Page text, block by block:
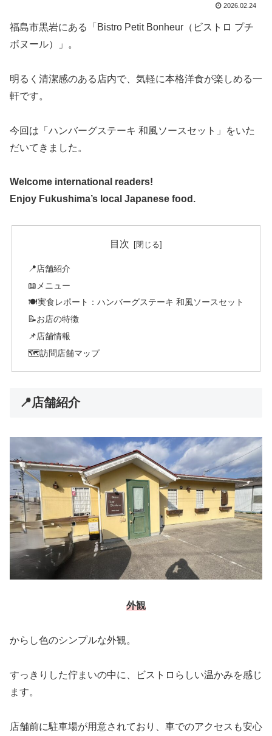
2026.02.24
福島市黒岩にある「Bistro Petit Bonheur（ビストロ プチ
ボヌール）」。
明るく清潔感のある店内で、気軽に本格洋食が楽しめる一
軒です。
今回は「ハンバーグステーキ 和風ソースセット」をいた
だいてきました。
Welcome international readers!
Enjoy Fukushima’s local Japanese food.
目次
📍店舗紹介
📖メニュー
🍽️実食レポート：ハンバーグステーキ 和風ソースセット
📝お店の特徴
📌店舗情報
🗺️訪問店舗マップ
📍店舗紹介
外観
からし色のシンプルな外観。
すっきりした佇まいの中に、ビストロらしい温かみを感じ
ます。
店舗前に駐車場が用意されており、車でのアクセスも安心